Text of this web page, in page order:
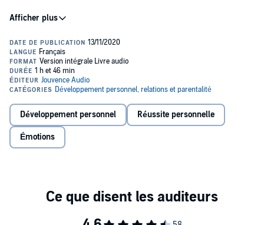
Or, c'est lorsqu'on réprime et qu'on nie ses émotions que celles-ci
violence et l'intolérance viennent des peurs niées et d'une
frustration non identifiée, la dépression d'une incapacité à exprimer
ses colères, l'angoisse d'un refoulement émotionnel trop important.
Les émotions ne surgissent pas dans nos vies sans raison. Chaque
émotion a une fonction, une information utile à nous transmettre
sur notre vécu. Il faut savoir les accueillir et tenir compte du
message qu'elles véhiculent.
Émotions, mode d'emploi
utiliser de façon positive vos émotions et d’en faire de puissantes
Développement personnel Réussite personnelle
Émotions